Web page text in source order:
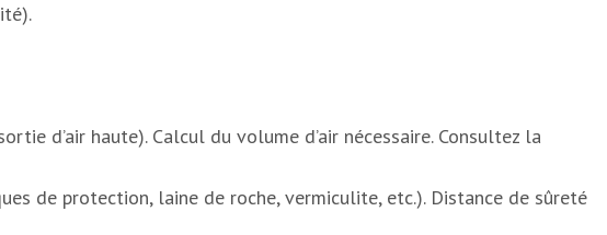
d’air haute). Calcul du volume d’air nécessaire. Consultez la
de protection, laine de roche, vermiculite, etc.). Distance de sûreté